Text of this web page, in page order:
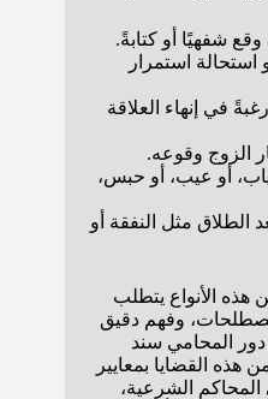
شفهيًا أو كتابةً.
استمرار
في إنهاء العلاقة
الزوج وقوعه.
أو عيب، أو حبس،
الطلاق مثل النفقة أو
الأنواع يتطلب
وفهم دقيق
دور المحامي سند
هذه القضايا بمعايير
الشرعية،